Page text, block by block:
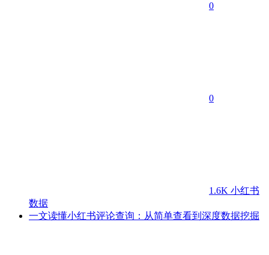
0
0
1.6K 小红书
数据
一文读懂小红书评论查询：从简单查看到深度数据挖掘